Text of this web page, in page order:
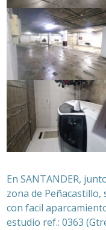
En SANTANDER,
zona de
con facil
estudio ref.: 0363